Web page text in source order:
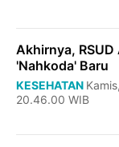
Akhirnya,
'Nahkoda' Baru
KESEHATAN
20.46.00 WIB